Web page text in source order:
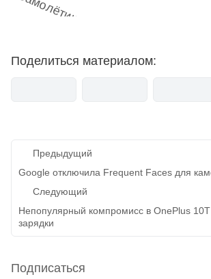
Поделиться материалом:
Навигация
по
записям
Предыдущий
Google отключила Frequent Faces для
Следующий
Непопулярный компромисс в OnePlus
зарядки
Подписаться